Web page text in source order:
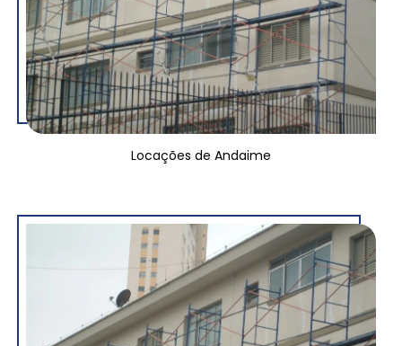
Locações de Andaime